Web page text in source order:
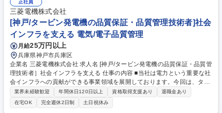
化と案件受注推進 国内有数の大手企業様との関係構築・顧客の業務におけ
る課題解決の為のシステム開発のご提案・商談を担っていただきます。 募
集職種 福岡【SI法人営業】プライム上場/平均残業16h/先進ICT技術活用ソ
リューション
正社員
三菱電機株式会社
[神戸/タービン発電機の品質保証・品質管理技術者]社会
インフラを支える 電気/電子品質管理
月給25万円以上
兵庫県神戸市兵庫区
企業名 三菱電機株式会社 求人名 [神戸/タービン発電機の品質保証・品質管
理技術者］社会インフラを支える 仕事の内容 ■当社は電力という重要な社
会インフラへの貢献ができる事業領域を展開しております。今回は、ター
ビン発電機の品質保証・品質管理技術者の募集です。■国内・海外火力発
電プラント納めの発電機及びその補機の品質 保証を行う技術者として、製
造工程全般における発電機及び構成部品の検査（外観検査、寸法検査、非
業界未経験歓迎 年間休日120日以上 資格取得支援あり
退職金あり
在宅OK
完全週休2日制 土日祝休み